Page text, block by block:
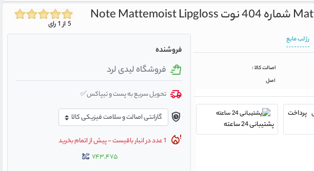
Note Mattemoist Lipgloss
رژ لب مایع
اصالت کالا :
اصل
پرداخت
پشتیبانی 24 ساعته
فروشنده
فروشگاه لیدی لرد
تحویل سریع به پست و تیپاکس✅
1 عدد در انبار باقیست - پیش از اتمام بخرید
۷۴۳,۴۷۵